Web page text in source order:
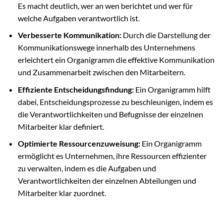
Es macht deutlich, wer an wen berichtet und wer für
welche Aufgaben verantwortlich ist.
Verbesserte Kommunikation:Durch die Darstellung der
Kommunikationswege innerhalb des Unternehmens
erleichtert ein Organigramm die effektive Kommunikation
und Zusammenarbeit zwischen den Mitarbeitern.
Effiziente Entscheidungsfindung:Ein Organigramm hilft
dabei, Entscheidungsprozesse zu beschleunigen, indem es
die Verantwortlichkeiten und Befugnisse der einzelnen
Mitarbeiter klar definiert.
Optimierte Ressourcenzuweisung:Ein Organigramm
ermöglicht es Unternehmen, ihre Ressourcen effizienter
zu verwalten, indem es die Aufgaben und
Verantwortlichkeiten der einzelnen Abteilungen und
Mitarbeiter klar zuordnet.